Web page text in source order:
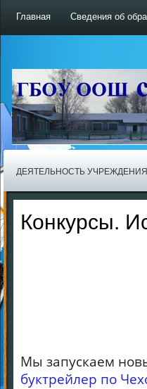
Главная Сведения об
ДЕЯТЕЛЬНОСТЬ УЧРЕЖДЕНИЯ
Конкурсы.
Мы запускаем
буктрейлер по